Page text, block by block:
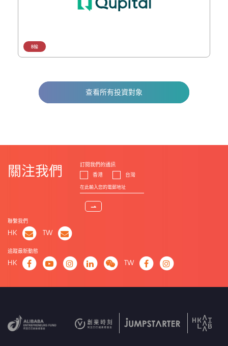
B輪
查看所有投資對象
關注我們
訂閱我們的通訊
香港
台灣
⇀
聯繫我們
HK TW
追蹤最新動態
HK TW